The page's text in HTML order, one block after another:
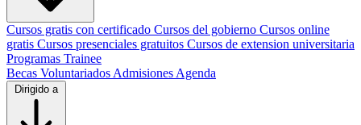
Cursos gratis con certificado Cursos del gobierno Cursos online
gratis Cursos presenciales gratuitos Cursos de extension universitaria
Programas Trainee
Becas Voluntariados Admisiones Agenda
Dirigido a